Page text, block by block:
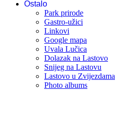
Ostalo
Park prirode
Gastro-užici
Linkovi
Google mapa
Uvala Lučica
Dolazak na Lastovo
Snijeg na Lastovu
Lastovo u Zvijezdama
Photo albums